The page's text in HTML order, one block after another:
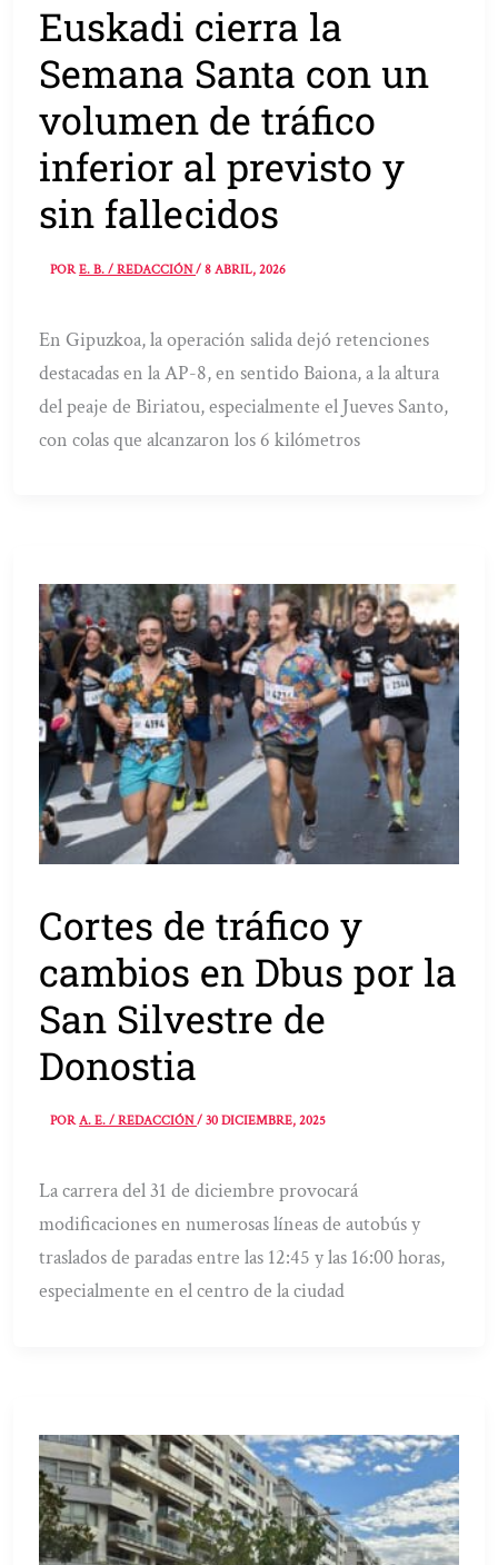
Euskadi cierra la
Semana Santa con un
volumen de tráfico
inferior al previsto y
sin fallecidos
PORE. B. / REDACCIÓN/8 ABRIL, 2026
En Gipuzkoa, la operación salida dejó retenciones
destacadas en la AP-8, en sentido Baiona, a la altura
del peaje de Biriatou, especialmente el Jueves Santo,
con colas que alcanzaron los 6 kilómetros
Cortes de tráfico y
cambios en Dbus por la
San Silvestre de
Donostia
PORA. E. / REDACCIÓN/30 DICIEMBRE, 2025
La carrera del 31 de diciembre provocará
modificaciones en numerosas líneas de autobús y
traslados de paradas entre las 12:45 y las 16:00 horas,
especialmente en el centro de la ciudad